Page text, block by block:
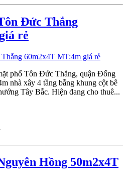
Đức Thắng
rẻ
phố Tôn Đức Thắng, quận Đống
nhà xây 4 tầng bằng khung cột bê
Tây Bắc. Hiện đang cho thuê...
Hồng 50m2x4T